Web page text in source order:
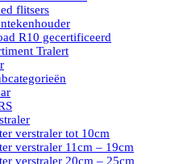
flitsers
R10 gecertificeerd
Tralert
verstraler tot 10cm
verstraler 11cm – 19cm
verstraler 20cm – 25cm